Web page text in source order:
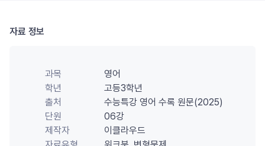
자료 정보
과목
영어
학년
고등3학년
출처
수능특강 영어 수록 원문(2025)
단원
06강
제작자
이클라우드